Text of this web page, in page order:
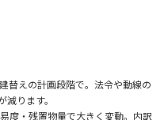
替えの計画段階で。法令や動線の
ります。
度・残置物量で大きく変動。内訳